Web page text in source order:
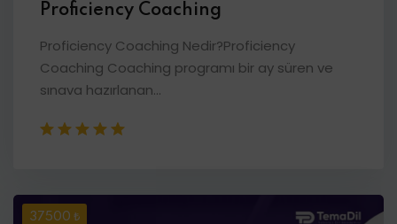
Proficiency Coaching
Proficiency Coaching Nedir?Proficiency
Coaching Coaching programı bir ay süren ve
sınava hazırlanan...
37500 ₺